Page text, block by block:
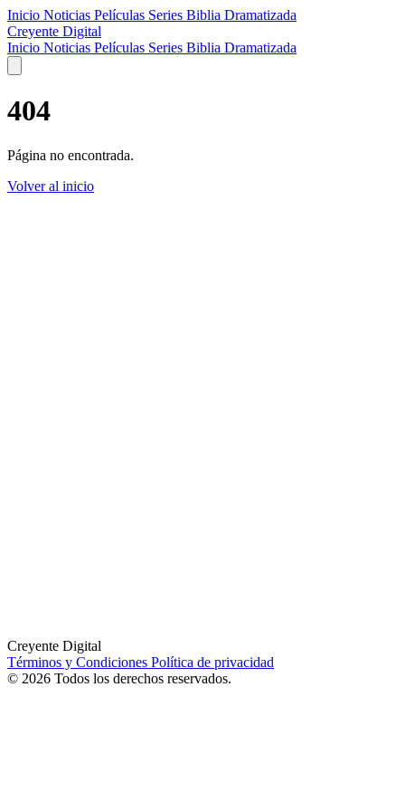
Inicio Noticias Películas Series Biblia Dramatizada
Creyente Digital
Inicio Noticias Películas Series Biblia Dramatizada
404
Página no encontrada.
Volver al inicio
Creyente Digital
Términos y Condiciones Política de privacidad
© 2026 Todos los derechos reservados.